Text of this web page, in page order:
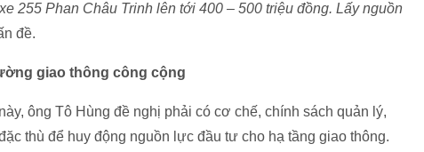
255 Phan Châu Trinh lên tới 400 – 500 triệu đồng. Lấy nguồn
đề.
giao thông công cộng
ông Tô Hùng đề nghị phải có cơ chế, chính sách quản lý,
thù để huy động nguồn lực đầu tư cho hạ tầng giao thông.